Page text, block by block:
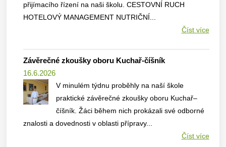
přijímacího řízení na naši školu. CESTOVNÍ RUCH
HOTELOVÝ MANAGEMENT NUTRIČNÍ...
Číst více
Závěrečné zkoušky oboru Kuchař-číšník
16.6.2026
V minulém týdnu proběhly na naší škole
praktické závěrečné zkoušky oboru Kuchař–
číšník. Žáci během nich prokázali své odborné
znalosti a dovednosti v oblasti přípravy...
Číst více